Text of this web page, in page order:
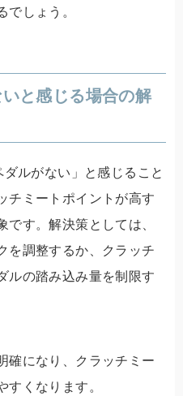
しょう。
と感じる場合の解
ルがない」と感じること
チミートポイントが高す
す。解決策としては、
を調整するか、クラッチ
ルの踏み込み量を制限す
確になり、クラッチミー
くなります。